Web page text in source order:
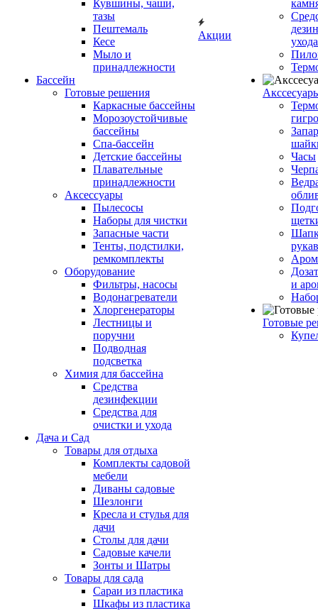
Кувшины, чаши,
тазы
Пештемаль
Кесе
Мыло и
принадлежности
Бассейн
Готовые решения
Каркасные бассейны
Морозоустойчивые
бассейны
Спа-бассейн
Детские бассейны
Плавательные
принадлежности
Аксессуары
Пылесосы
Наборы для чистки
Запасные части
Тенты, подстилки,
ремкомплекты
Оборудование
Фильтры, насосы
Водонагреватели
Хлоргенераторы
Лестницы и
поручни
Подводная
подсветка
Химия для бассейна
Средства
дезинфекции
Средства для
очистки и ухода
Дача и Сад
Товары для отдыха
Комплекты садовой
мебели
Диваны садовые
Шезлонги
Кресла и стулья для
дачи
Столы для дачи
Садовые качели
Зонты и Шатры
Товары для сада
Сараи из пластика
Шкафы из пластика
Акции
ухода
Часы
и
Готовые